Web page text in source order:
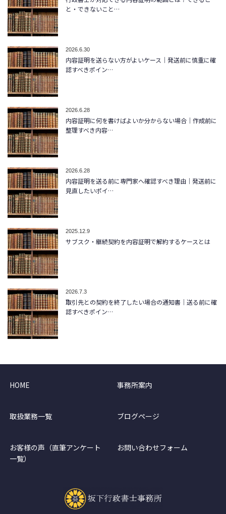
と・できないこと…
2026.6.30
内容証明を送らない方がよいケース｜発送前に慎重に確
認すべきポイン…
2026.6.28
内容証明に何を書けばよいか分からない場合｜作成前に
整理すべき内容…
2026.6.28
内容証明を送る前に専門家へ確認すべき理由｜発送前に
見直したいポイ…
2025.12.9
サブスク・継続契約を内容証明で解約するケースとは
2026.7.3
取引先との契約を終了したい場合の通知書｜送る前に確
認すべきポイン…
HOME 事務所案内
取扱業務一覧 ブログページ
お客様の声（直筆アンケート
一覧）
お問い合わせフォーム